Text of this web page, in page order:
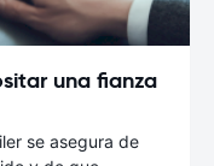
una fianza
se asegura de